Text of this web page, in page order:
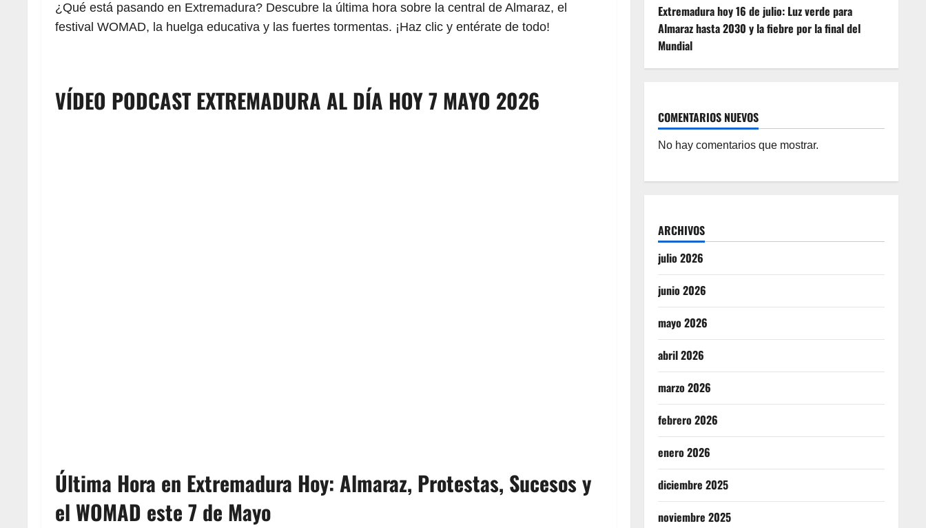
¿Qué está pasando en Extremadura? Descubre la última hora sobre la central de Almaraz, el
festival WOMAD, la huelga educativa y las fuertes tormentas. ¡Haz clic y entérate de todo!
VÍDEO PODCAST EXTREMADURA AL DÍA HOY 7 MAYO 2026
Última Hora en Extremadura Hoy: Almaraz, Protestas, Sucesos y
el WOMAD este 7 de Mayo
Extremadura hoy 16 de julio: Luz verde para
Almaraz hasta 2030 y la fiebre por la final del
Mundial
COMENTARIOS NUEVOS
No hay comentarios que mostrar.
ARCHIVOS
julio 2026
junio 2026
mayo 2026
abril 2026
marzo 2026
febrero 2026
enero 2026
diciembre 2025
noviembre 2025